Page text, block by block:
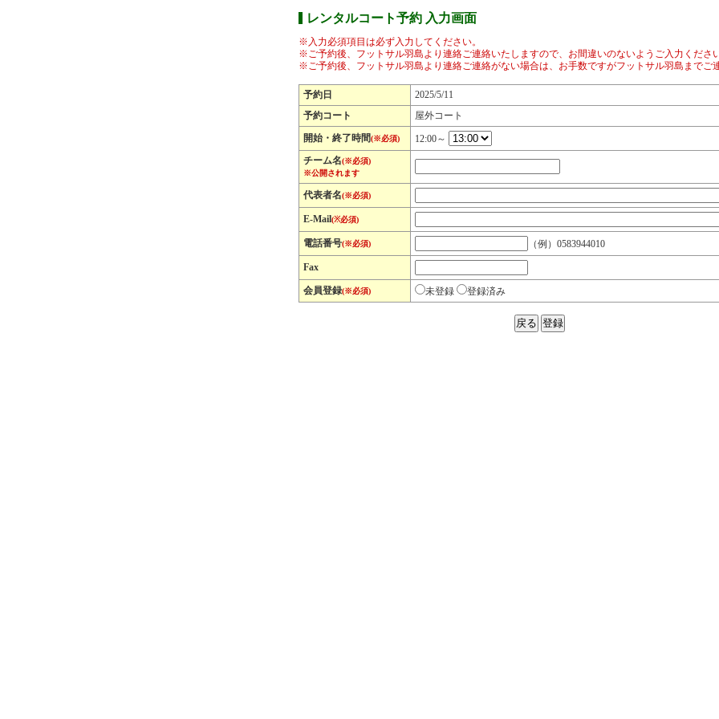
レンタルコート予約 入力画面
※入力必須項目は必ず入力してください。
※ご予約後、フットサル羽島より連絡ご連絡いたしますので、お間違いのないようご入力ください
※ご予約後、フットサル羽島より連絡ご連絡がない場合は、お手数ですがフットサル羽島までご
予約日
2025/5/11
予約コート
屋外コート
開始・終了時間(※必須)
12:00～
チーム名(※必須)
※公開されます
代表者名(※必須)
E-Mail(※必須)
電話番号(※必須) （例）0583944010
Fax
会員登録(※必須) 未登録 登録済み